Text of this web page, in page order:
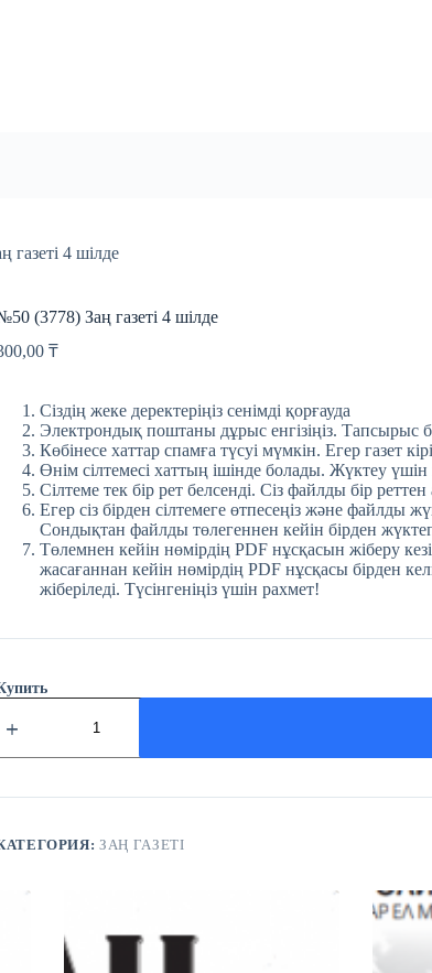
газеті 4 шілде
(3778) Заң газеті 4 шілде
₸
Сіздің жеке деректеріңіз сенімді қорғауда
Электрондық поштаны дұрыс енгізіңіз. Тапсырыс
Көбінесе хаттар спамға түсуі мүмкін. Егер газет
Өнім сілтемесі хаттың ішінде болады. Жүктеу үшін
Сілтеме тек бір рет белсенді. Сіз файлды бір
Егер сіз бірден сілтемеге өтпесеңіз және файлды
Сондықтан файлды төлегеннен кейін бірден
Төлемнен кейін нөмірдің PDF нұсқасын жіберу
жасағаннан кейін нөмірдің PDF нұсқасы бірден
жіберіледі. Түсінгеніңіз үшін рахмет!
товара
ЗАҢ ГАЗЕТІ